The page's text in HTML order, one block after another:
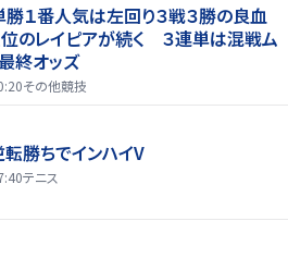
単勝１番人気は左回り３戦３勝の良血
のレイピアが続く ３連単は混戦ム
終オッズ
その他競技
勝ちでインハイV
テニス